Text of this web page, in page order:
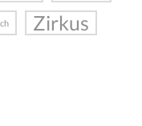
Zirkus